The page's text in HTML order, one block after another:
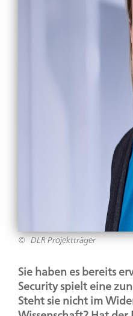
DLR Projektträger
Sie haben es bereits
Securityspielt eine
Steht sie nicht im